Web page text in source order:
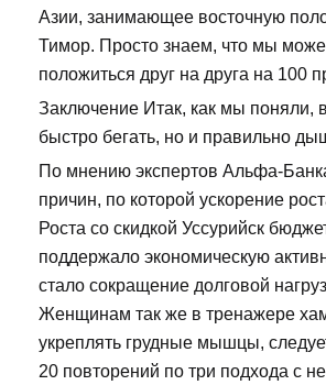
Азии, занимающее восточную
Тимор. Просто знаем, что мы
положиться друг на друга на 100
Заключение Итак, как мы поняли,
быстро бегать, но и правильно
По мнению экспертов Альфа-
причин, по которой ускорение
Роста со скидкой Уссурийск
поддержало экономическую
стало сокращение долговой
Женщинам так же в тренажере
укреплять грудные мышцы,
20 повторений по три подхода с